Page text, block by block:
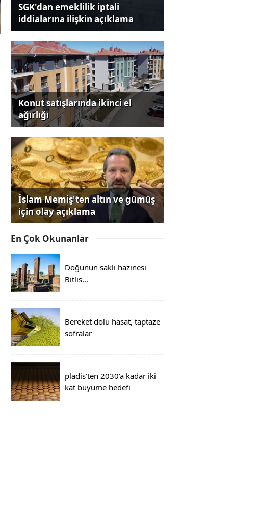
SGK'dan emeklilik iptali
iddialarına ilişkin açıklama
Konut satışlarında ikinci el
ağırlığı
İslam Memiş'ten altın ve gümüş
için olay açıklama
En Çok Okunanlar
Doğunun saklı hazinesi
Bitlis...
Bereket dolu hasat, taptaze
sofralar
pladis'ten 2030'a kadar iki
kat büyüme hedefi